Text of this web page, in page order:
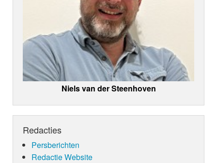
Niels van der Steenhoven
Redacties
Persberichten
Redactie Website